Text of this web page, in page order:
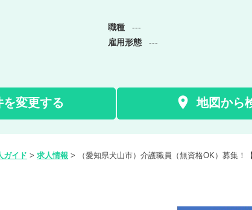
職種
---
雇用形態
---
を変更する  地図から
ガイド > 求人情報 > （愛知県犬山市）介護職員（無資格OK）募集！